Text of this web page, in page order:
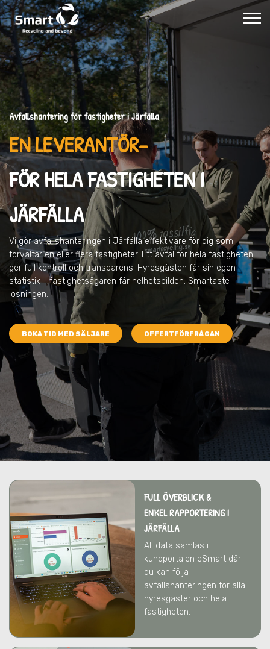
Avfallshantering för fastigheter i Järfälla
EN LEVERANTÖR–
FÖR HELA FASTIGHETEN I
JÄRFÄLLA
Vi gör avfallshanteringen i Järfällaeffektivare för dig som
förvaltar en eller flera fastigheter. Ett avtal för hela fastigheten
ger full kontroll och transparens. Hyresgästen får sin egen
statistik - fastighetsägaren får helhetsbilden. Smartaste
lösningen.
BOKA TID MED SÄLJARE OFFERTFÖRFRÅGAN
FULL ÖVERBLICK &
ENKEL RAPPORTERING I
JÄRFÄLLA
All data samlas i
kundportalen eSmart där
du kan följa
avfallshanteringen för alla
hyresgäster och hela
fastigheten.